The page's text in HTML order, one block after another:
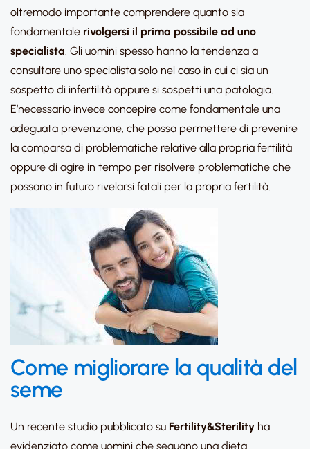
oltremodo importante comprendere quanto sia
fondamentale rivolgersi il prima possibile ad uno
specialista. Gli uomini spesso hanno la tendenza a
consultare uno specialista solo nel caso in cui ci sia un
sospetto di infertilità oppure si sospetti una patologia.
E’necessario invece concepire come fondamentale una
adeguata prevenzione, che possa permettere di prevenire
la comparsa di problematiche relative alla propria fertilità
oppure di agire in tempo per risolvere problematiche che
possano in futuro rivelarsi fatali per la propria fertilità.
Come migliorare la qualità del
seme
Un recente studio pubblicato su Fertility&Sterility ha
evidenziato come uomini che seguano una dieta